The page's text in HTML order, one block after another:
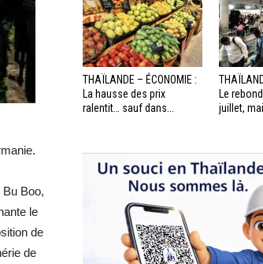
Bu Boo,
le
de
de
THAÏLANDE – ÉCONOMIE :
La hausse des prix
ralentit… sauf dans...
Le
juillet,